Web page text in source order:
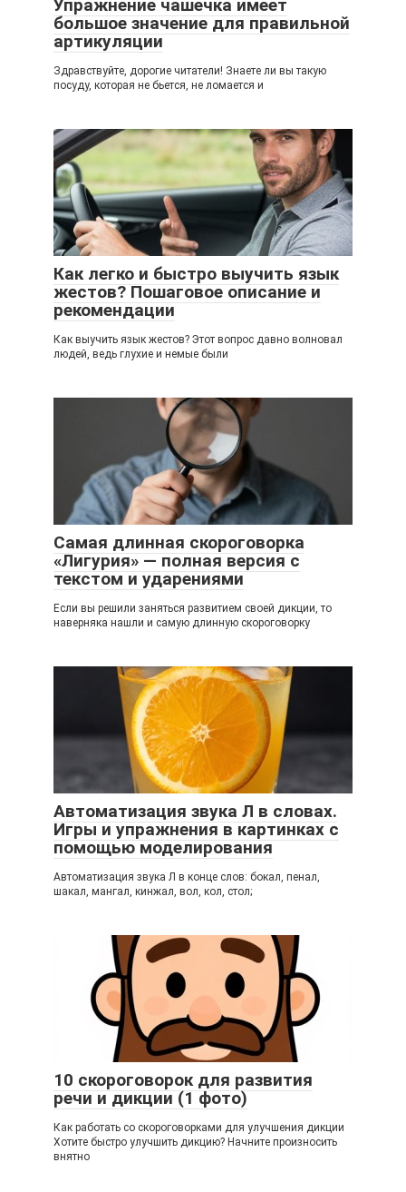
Упражнение чашечка имеет
большое значение для правильной
артикуляции
Здравствуйте, дорогие читатели! Знаете ли вы такую
посуду, которая не бьется, не ломается и
Как легко и быстро выучить язык
жестов? Пошаговое описание и
рекомендации
Как выучить язык жестов? Этот вопрос давно волновал
людей, ведь глухие и немые были
Самая длинная скороговорка
«Лигурия» — полная версия с
текстом и ударениями
Если вы решили заняться развитием своей дикции, то
наверняка нашли и самую длинную скороговорку
Автоматизация звука Л в словах.
Игры и упражнения в картинках с
помощью моделирования
Автоматизация звука Л в конце слов: бокал, пенал,
шакал, мангал, кинжал, вол, кол, стол;
10 скороговорок для развития
речи и дикции (1 фото)
Как работать со скороговорками для улучшения дикции
Хотите быстро улучшить дикцию? Начните произносить
внятно